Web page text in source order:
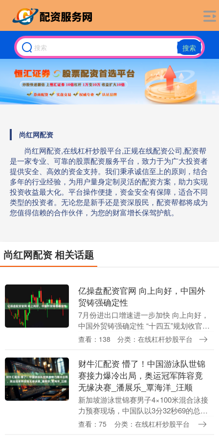
搜索
尚红网配资
尚红网配资,在线杠杆炒股平台,正规在线配资公司,配资帮
是一家专业、可靠的股票配资服务平台，致力于为广大投资者
提供安全、高效的资金支持。我们秉承诚信至上的原则，结合
多年的行业经验，为用户量身定制灵活的配资方案，助力实现
投资收益最大化。平台操作便捷，资金安全有保障，适合不同
类型的投资者。无论您是新手还是资深股民，配资帮都将成为
您值得信赖的合作伙伴，为您的财富增长保驾护航。
尚红网配资 相关话题
亿操盘配资官网 向上向好，中国外
贸铸强确定性
7月份进出口增速进一步加快 向上向好，
中国外贸铸强确定性 “十四五”规划收官的
关键之年进入了下半段，中国外贸的上扬
显示，今....
查看：138 分类：在线杠杆炒股平台
财牛汇配资 懵了！中国游泳队世锦
赛接力爆冷出局，奥运冠军阵容竟
无缘决赛_潘展乐_覃海洋_汪顺
新加坡游泳世锦赛男子4×100米混合泳接
力预赛现场，中国队以3分32秒69的总成
绩排名第9，距离决赛门槛仅差0.15秒。
查看：75 分类：在线杠杆炒股平台